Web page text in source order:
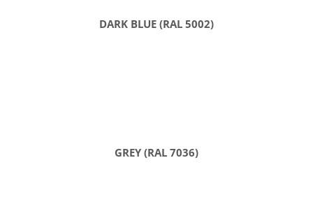
DARK BLUE (RAL 5002)
GREY (RAL 7036)